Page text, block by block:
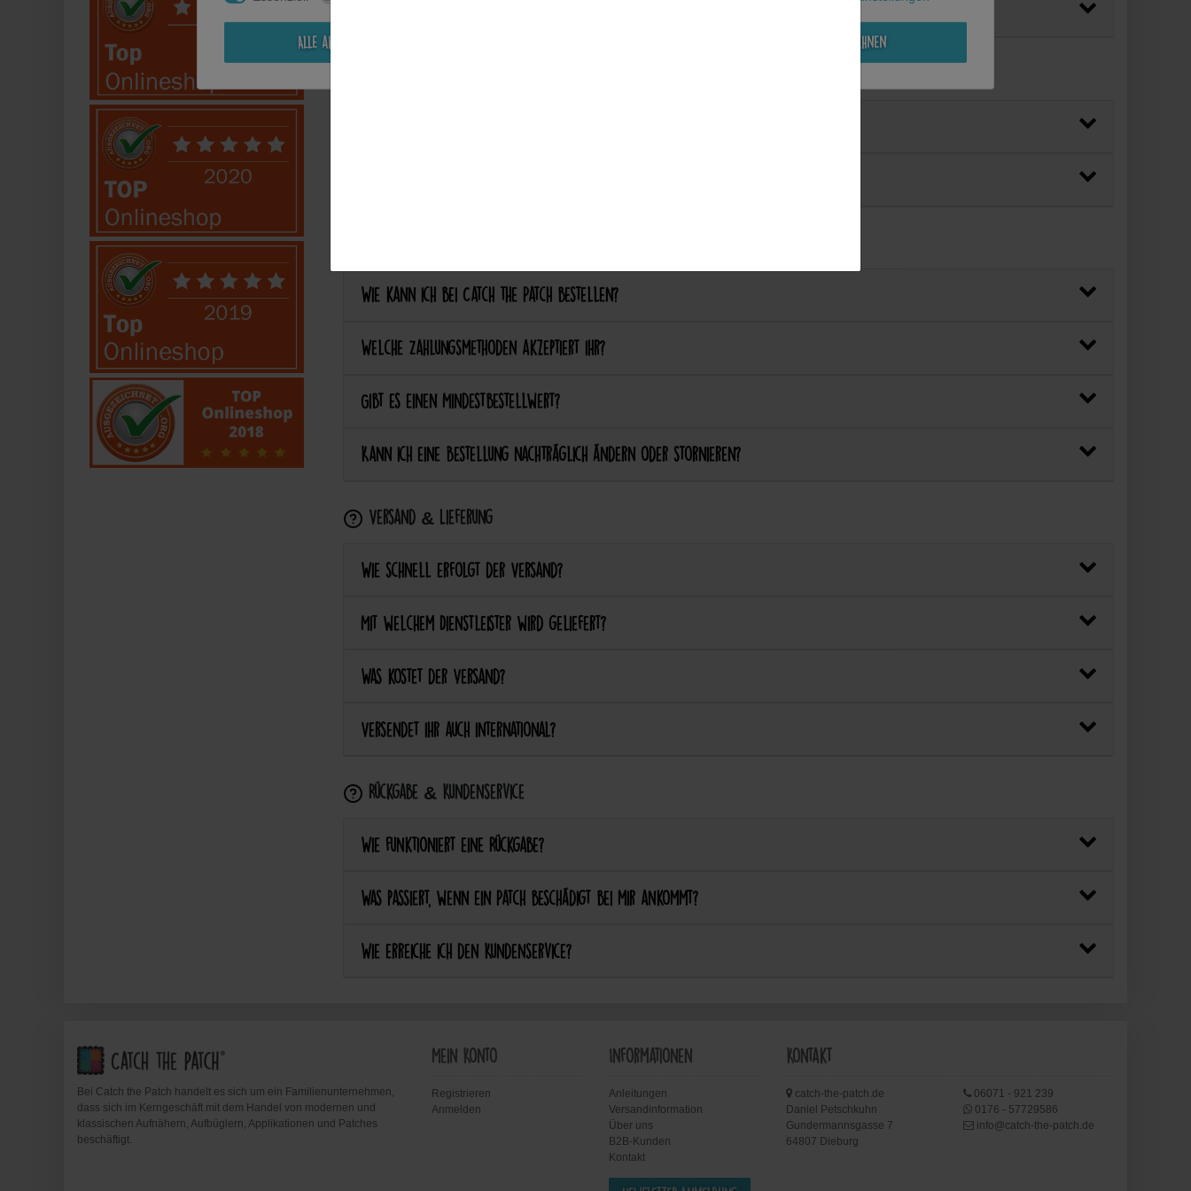
Wie kann ich bei Catch the Patch bestellen?
Welche Zahlungsmethoden akzeptiert ihr?
Gibt es einen Mindestbestellwert?
Kann ich eine Bestellung nachträglich ändern oder stornieren?
Versand & Lieferung
Wie schnell erfolgt der Versand?
Mit welchem Dienstleister wird geliefert?
Was kostet der Versand?
Versendet ihr auch international?
Rückgabe & Kundenservice
Wie funktioniert eine Rückgabe?
Was passiert, wenn ein Patch beschädigt bei mir ankommt?
Wie erreiche ich den Kundenservice?
Bei Catch the Patch handelt es sich um ein Familienunternehmen,
dass sich im Kerngeschäft mit dem Handel von modernen und
klassischen Aufnähern, Aufbüglern, Applikationen und Patches
beschäftigt.
Mein Konto
Registrieren
Anmelden
Informationen
Anleitungen
Versandinformation
Über uns
B2B-Kunden
Kontakt
Kontakt
catch-the-patch.de
Daniel Petschkuhn
Gundermannsgasse 7
64807 Dieburg
06071 - 921 239
0176 - 57729586
info@catch-the-patch.de
Alle akzeptieren Alle ablehnen